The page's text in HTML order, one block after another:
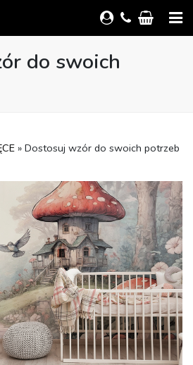
do swoich
» Dostosuj wzór do swoich potrzeb